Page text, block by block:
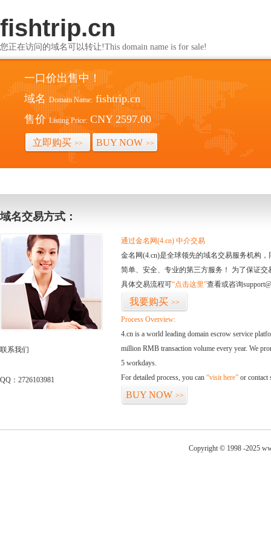
fishtrip.cn
您正在访问的域名可以转让!This domain name is for sale!
一口价出售中！
域名 Domain Name: fishtrip.cn
售价 Listing Price: CNY 2597.00
立即购买 >> BUY NOW >>
域名交易方式：
联系我们
QQ：2726103981
通过金名网(4.cn) 中介交易
金名网(4.cn)是全球领先的域名交易服务机构
简单、安全、专业的第三方服务！ 为了保证
具体交易流程可“点击这里”查看或咨询
我要购买 >>
Process Overview:
4.cn is a world leading domain escrow service
million RMB transaction volume every year. We
5 workdays.
For detailed process, you can “visit here” or contact
BUY NOW >>
Copyright © 1998 -2025